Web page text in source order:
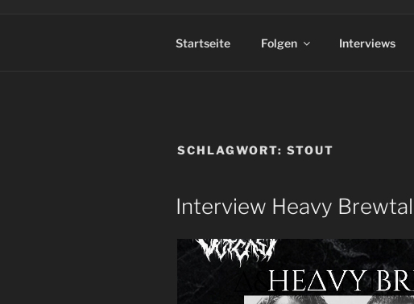
Startseite Folgen Interviews
SCHLAGWORT: STOUT
Interview Heavy